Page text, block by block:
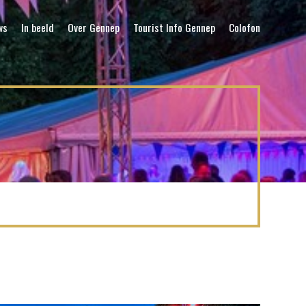
In beeld Over Gennep Tourist Info Gennep Colofon